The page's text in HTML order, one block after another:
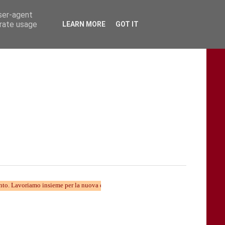
insieme per la nuova divulgazione...... TARAStv e' parte della Taranto
agent
usage
LEARN MORE GOT IT